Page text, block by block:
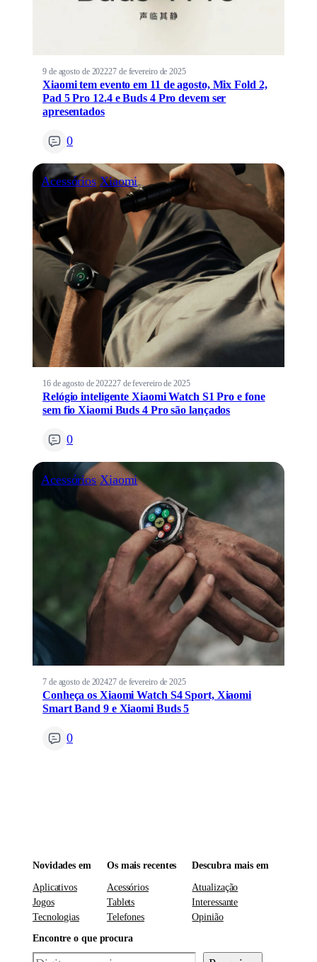
9 de agosto de 202227 de fevereiro de 2025
Xiaomi tem evento em 11 de agosto, Mix Fold 2,
Pad 5 Pro 12.4 e Buds 4 Pro devem ser
apresentados
0
Acessórios Xiaomi
16 de agosto de 202227 de fevereiro de 2025
Relógio inteligente Xiaomi Watch S1 Pro e fone
sem fio Xiaomi Buds 4 Pro são lançados
0
Acessórios Xiaomi
7 de agosto de 202427 de fevereiro de 2025
Conheça os Xiaomi Watch S4 Sport, Xiaomi
Smart Band 9 e Xiaomi Buds 5
0
Novidades em
Aplicativos
Jogos
Tecnologias
Os mais recentes
Acessórios
Tablets
Telefones
Descubra mais em
Atualização
Interessante
Opinião
Encontre o que procura